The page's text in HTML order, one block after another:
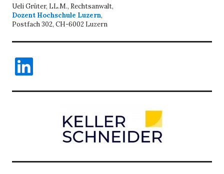
Ueli Grüter, LL.M., Rechtsanwalt,
Dozent Hochschule Luzern,
Postfach 302, CH-6002 Luzern
LinkedIn